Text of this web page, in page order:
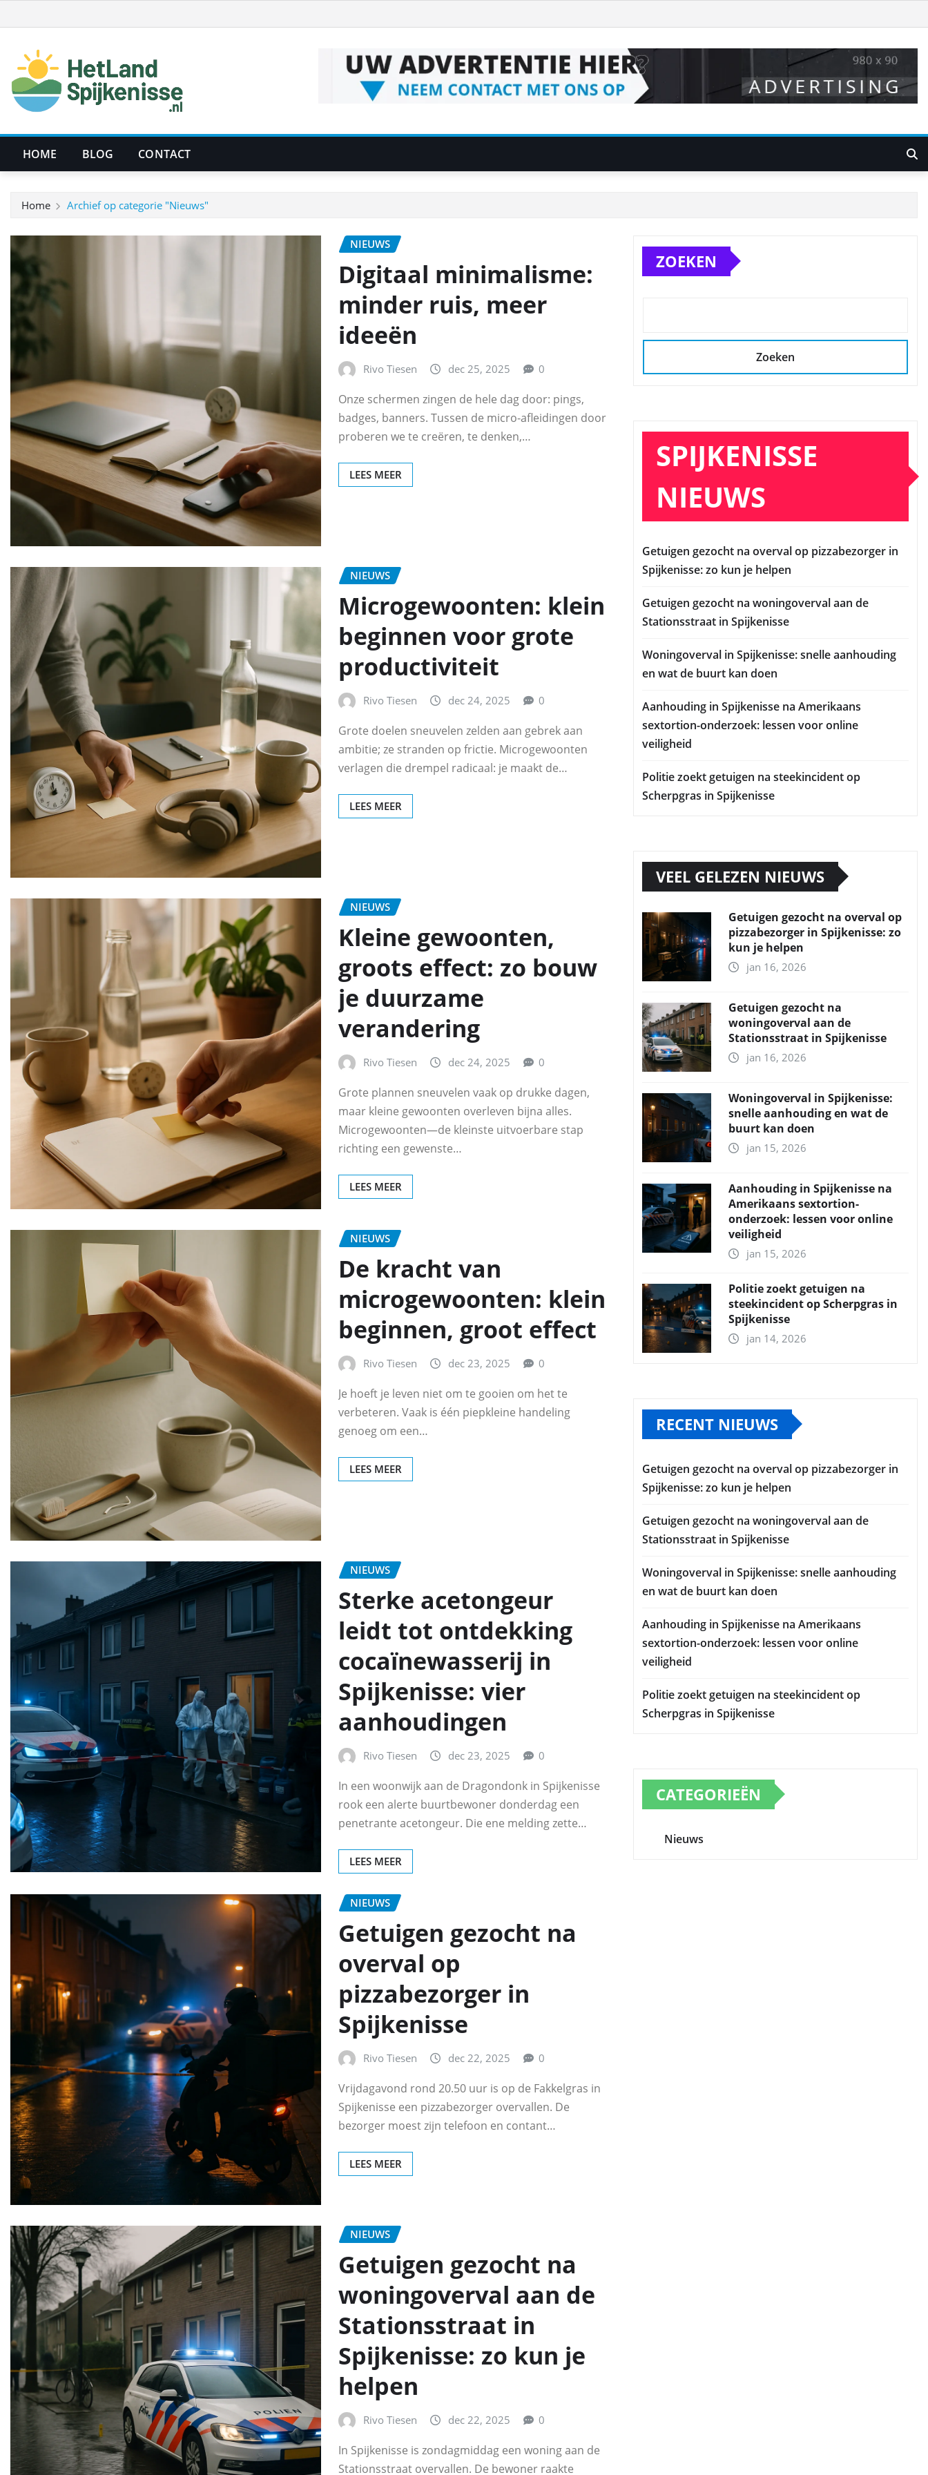
naar
inhoud
HOME BLOG CONTACT
Home Archief op categorie "Nieuws"
NIEUWS
Digitaal minimalisme:
minder ruis, meer
ideeën
Rivo Tiesen dec 25, 2025 0
Onze schermen zingen de hele dag door: pings,
badges, banners. Tussen de micro-afleidingen door
proberen we te creëren, te denken,…
LEES MEER
NIEUWS
Microgewoonten: klein
beginnen voor grote
productiviteit
Rivo Tiesen dec 24, 2025 0
Grote doelen sneuvelen zelden aan gebrek aan
ambitie; ze stranden op frictie. Microgewoonten
verlagen die drempel radicaal: je maakt de…
LEES MEER
NIEUWS
Kleine gewoonten,
groots effect: zo bouw
je duurzame
verandering
Rivo Tiesen dec 24, 2025 0
Grote plannen sneuvelen vaak op drukke dagen,
maar kleine gewoonten overleven bijna alles.
Microgewoonten—de kleinste uitvoerbare stap
richting een gewenste…
LEES MEER
NIEUWS
De kracht van
microgewoonten: klein
beginnen, groot effect
Rivo Tiesen dec 23, 2025 0
Je hoeft je leven niet om te gooien om het te
verbeteren. Vaak is één piepkleine handeling
genoeg om een…
LEES MEER
NIEUWS
Sterke acetongeur
leidt tot ontdekking
cocaïnewasserij in
Spijkenisse: vier
aanhoudingen
Rivo Tiesen dec 23, 2025 0
In een woonwijk aan de Dragondonk in Spijkenisse
rook een alerte buurtbewoner donderdag een
penetrante acetongeur. Die ene melding zette…
LEES MEER
NIEUWS
Getuigen gezocht na
overval op
pizzabezorger in
Spijkenisse
Rivo Tiesen dec 22, 2025 0
Vrijdagavond rond 20.50 uur is op de Fakkelgras in
Spijkenisse een pizzabezorger overvallen. De
bezorger moest zijn telefoon en contant…
LEES MEER
NIEUWS
Getuigen gezocht na
woningoverval aan de
Stationsstraat in
Spijkenisse: zo kun je
helpen
Rivo Tiesen dec 22, 2025 0
In Spijkenisse is zondagmiddag een woning aan de
Stationsstraat overvallen. De bewoner raakte
ZOEKEN
Zoeken
SPIJKENISSE
NIEUWS
Getuigen gezocht na overval op pizzabezorger in
Spijkenisse: zo kun je helpen
Getuigen gezocht na woningoverval aan de
Stationsstraat in Spijkenisse
Woningoverval in Spijkenisse: snelle aanhouding
en wat de buurt kan doen
Aanhouding in Spijkenisse na Amerikaans
sextortion-onderzoek: lessen voor online
veiligheid
Politie zoekt getuigen na steekincident op
Scherpgras in Spijkenisse
VEEL GELEZEN NIEUWS
Getuigen gezocht na overval op
pizzabezorger in Spijkenisse: zo
kun je helpen
jan 16, 2026
Getuigen gezocht na
woningoverval aan de
Stationsstraat in Spijkenisse
jan 16, 2026
Woningoverval in Spijkenisse:
snelle aanhouding en wat de
buurt kan doen
jan 15, 2026
Aanhouding in Spijkenisse na
Amerikaans sextortion-
onderzoek: lessen voor online
veiligheid
jan 15, 2026
Politie zoekt getuigen na
steekincident op Scherpgras in
Spijkenisse
jan 14, 2026
RECENT NIEUWS
Getuigen gezocht na overval op pizzabezorger in
Spijkenisse: zo kun je helpen
Getuigen gezocht na woningoverval aan de
Stationsstraat in Spijkenisse
Woningoverval in Spijkenisse: snelle aanhouding
en wat de buurt kan doen
Aanhouding in Spijkenisse na Amerikaans
sextortion-onderzoek: lessen voor online
veiligheid
Politie zoekt getuigen na steekincident op
Scherpgras in Spijkenisse
CATEGORIEËN
Nieuws